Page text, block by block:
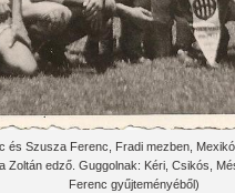
és Szusza Ferenc, Fradi mezben,
Zoltán edző. Guggolnak: Kéri, Csikós,
Ferenc gyűjteményéből)